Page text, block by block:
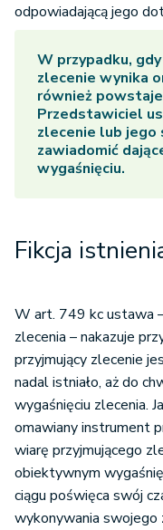
odpowiadającą jego
W przypadku,
zlecenie wynika
również
Przedstawiciel
zlecenie lub jego
zawiadomić
wygaśnięciu.
Fikcja
W art. 749 kc ustawa
zlecenia – nakazuje
przyjmujący zlecenie
nadal istniało, aż do
wygaśnięciu zlecenia.
omawiany instrument
wiarę przyjmującego
obiektywnym
ciągu poświęca swój
wykonywania swojego